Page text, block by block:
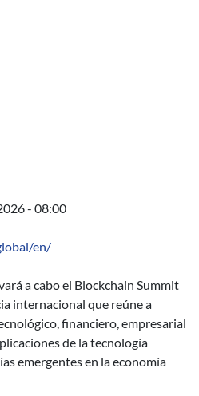
- 08:00
en/
Global 2026
a cabo el Blockchain Summit
internacional que reúne a
financiero, empresarial
de la tecnología
emergentes en la economía